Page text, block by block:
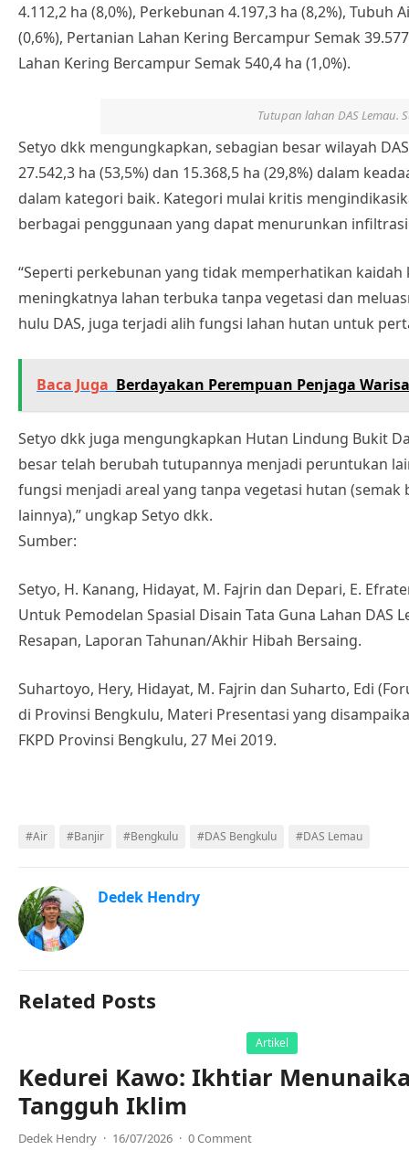
4.112,2 ha (8,0%), Perkebunan 4.197,3 ha (8,2%), Tubuh
(0,6%), Pertanian Lahan Kering Bercampur Semak
Lahan Kering Bercampur Semak 540,4 ha (1,0%).
Tutupan lahan DAS Lemau.
Setyo dkk mengungkapkan, sebagian besar wilayah
27.542,3 ha (53,5%) dan 15.368,5 ha (29,8%) dalam
dalam kategori baik. Kategori mulai kritis
berbagai penggunaan yang dapat menurunkan
“Seperti perkebunan yang tidak memperhatikan
meningkatnya lahan terbuka tanpa vegetasi dan
hulu DAS, juga terjadi alih fungsi lahan hutan untuk
Baca Juga Berdayakan Perempuan Penjaga
Setyo dkk juga mengungkapkan Hutan Lindung Bukit
besar telah berubah tutupannya menjadi peruntukan
fungsi menjadi areal yang tanpa vegetasi hutan
lainnya),” ungkap Setyo dkk.
Sumber:
Setyo, H. Kanang, Hidayat, M. Fajrin dan Depari, E.
Untuk Pemodelan Spasial Disain Tata Guna Lahan
Resapan, Laporan Tahunan/Akhir Hibah Bersaing.
Suhartoyo, Hery, Hidayat, M. Fajrin dan Suharto, Edi
di Provinsi Bengkulu, Materi Presentasi yang
FKPD Provinsi Bengkulu, 27 Mei 2019.
#Air #Banjir #Bengkulu #DAS Bengkulu #DAS Lemau
Dedek Hendry
Related Posts
Artikel
Kedurei Kawo: Ikhtiar
Tangguh Iklim
Dedek Hendry · 16/07/2026 · 0 Comment